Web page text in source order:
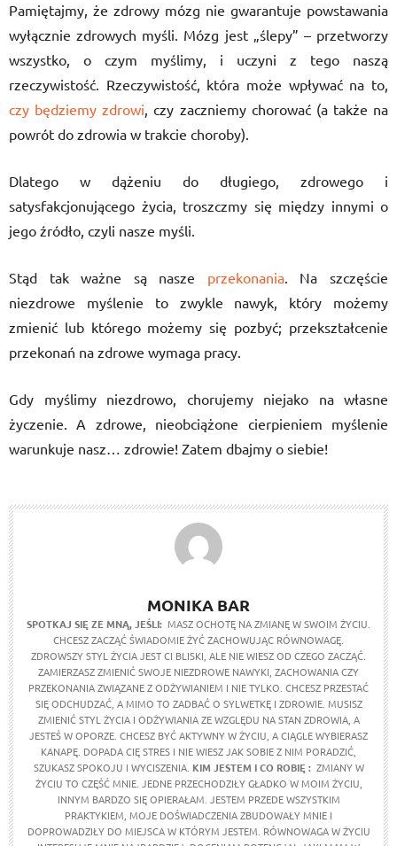
Pamiętajmy, że zdrowy mózg nie gwarantuje powstawania
wyłącznie zdrowych myśli. Mózg jest „ślepy” – przetworzy
wszystko, o czym myślimy, i uczyni z tego naszą
rzeczywistość. Rzeczywistość, która może wpływać na to,
czy będziemy zdrowi, czy zaczniemy chorować (a także na
powrót do zdrowia w trakcie choroby).
Dlatego w dążeniu do długiego, zdrowego i
satysfakcjonującego życia, troszczmy się między innymi o
jego źródło, czyli nasze myśli.
Stąd tak ważne są nasze przekonania. Na szczęście
niezdrowe myślenie to zwykle nawyk, który możemy
zmienić lub którego możemy się pozbyć; przekształcenie
przekonań na zdrowe wymaga pracy.
Gdy myślimy niezdrowo, chorujemy niejako na własne
życzenie. A zdrowe, nieobciążone cierpieniem myślenie
warunkuje nasz… zdrowie! Zatem dbajmy o siebie!
MONIKA BAR
SPOTKAJ SIĘ ZE MNĄ, JEŚLI: MASZ OCHOTĘ NA ZMIANĘ W SWOIM ŻYCIU.
CHCESZ ZACZĄĆ ŚWIADOMIE ŻYĆ ZACHOWUJĄC RÓWNOWAGĘ.
ZDROWSZY STYL ŻYCIA JEST CI BLISKI, ALE NIE WIESZ OD CZEGO ZACZĄĆ.
ZAMIERZASZ ZMIENIĆ SWOJE NIEZDROWE NAWYKI, ZACHOWANIA CZY
PRZEKONANIA ZWIĄZANE Z ODŻYWIANIEM I NIE TYLKO. CHCESZ PRZESTAĆ
SIĘ ODCHUDZAĆ, A MIMO TO ZADBAĆ O SYLWETKĘ I ZDROWIE. MUSISZ
ZMIENIĆ STYL ŻYCIA I ODŻYWIANIA ZE WZGLĘDU NA STAN ZDROWIA, A
JESTEŚ W OPORZE. CHCESZ BYĆ AKTYWNY W ŻYCIU, A CIĄGLE WYBIERASZ
KANAPĘ. DOPADA CIĘ STRES I NIE WIESZ JAK SOBIE Z NIM PORADZIĆ,
SZUKASZ SPOKOJU I WYCISZENIA. KIM JESTEM I CO ROBIĘ : ZMIANY W
ŻYCIU TO CZĘŚĆ MNIE. JEDNE PRZECHODZIŁY GŁADKO W MOIM ŻYCIU,
INNYM BARDZO SIĘ OPIERAŁAM. JESTEM PRZEDE WSZYSTKIM
PRAKTYKIEM, MOJE DOŚWIADCZENIA ZBUDOWAŁY MNIE I
DOPROWADZIŁY DO MIEJSCA W KTÓRYM JESTEM. RÓWNOWAGA W ŻYCIU